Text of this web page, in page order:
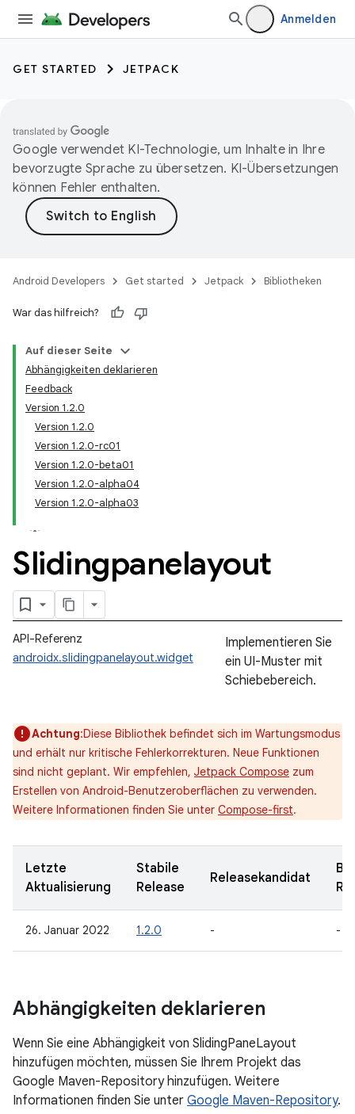
Anmelden
GET STARTED JETPACK
Google verwendet KI-Technologie, um Inhalte in Ihre
bevorzugte Sprache zu übersetzen. KI-Übersetzungen
können Fehler enthalten.
Android Developers Get started Jetpack Bibliotheken
War das hilfreich?
Auf dieser Seite
Abhängigkeiten deklarieren
Feedback
Version 1.2.0
Version 1.2.0
Version 1.2.0-rc01
Version 1.2.0-beta01
Version 1.2.0-alpha04
Version 1.2.0-alpha03
Slidingpanelayout
API-Referenz
androidx.slidingpanelayout.widget
Implementieren Sie
ein UI-Muster mit
Schiebebereich.
Achtung:Diese Bibliothek befindet sich im Wartungsmodus
und erhält nur kritische Fehlerkorrekturen. Neue Funktionen
sind nicht geplant. Wir empfehlen, Jetpack Compose zum
Erstellen von Android-Benutzeroberflächen zu verwenden.
Weitere Informationen finden Sie unter Compose-first.
Letzte
Aktualisierung
Stabile
Release
Releasekandidat
26. Januar 2022 1.2.0 - -
Abhängigkeiten deklarieren
Wenn Sie eine Abhängigkeit von SlidingPaneLayout
hinzufügen möchten, müssen Sie Ihrem Projekt das
Google Maven-Repository hinzufügen. Weitere
Informationen finden Sie unter Google Maven-Repository.